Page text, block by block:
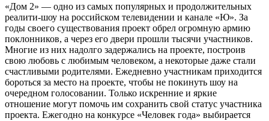
«Дом 2» — одно из самых популярных и продолжительных
реалити-шоу на российском телевидении и канале «Ю». За
годы своего существования проект обрел огромную армию
поклонников, а через его двери прошли тысячи участников.
Многие из них надолго задержались на проекте, построив
свою любовь с любимым человеком, а некоторые даже стали
счастливыми родителями. Ежедневно участникам приходится
бороться за место на проекте, чтобы не покинуть шоу на
очередном голосовании. Только искренние и яркие
отношение могут помочь им сохранить свой статус участника
проекта. Ежегодно на конкурсе «Человек года» выбирается